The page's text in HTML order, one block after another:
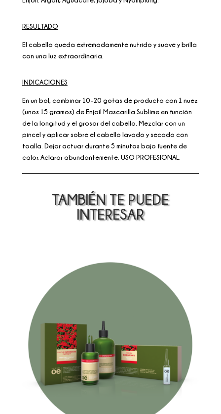
RESULTADO
El cabello queda extremadamente nutrido y suave y brilla
con una luz extraordinaria.
INDICACIONES
En un bol, combinar 10-20 gotas de producto con 1 nuez
(unos 15 gramos) de Enjoil Mascarilla Sublime en función
de la longitud y el grosor del cabello. Mezclar con un
pincel y aplicar sobre el cabello lavado y secado con
toalla. Dejar actuar durante 5 minutos bajo fuente de
calor. Aclarar abundantemente. USO PROFESIONAL.
TAMBIÉN TE PUEDE
INTERESAR